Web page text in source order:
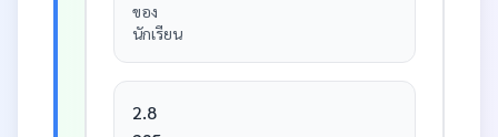
ของ
นักเรียน
2.8